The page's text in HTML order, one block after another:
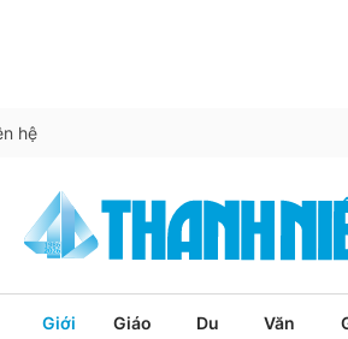
hệ
Giới
Giáo
Du
Văn